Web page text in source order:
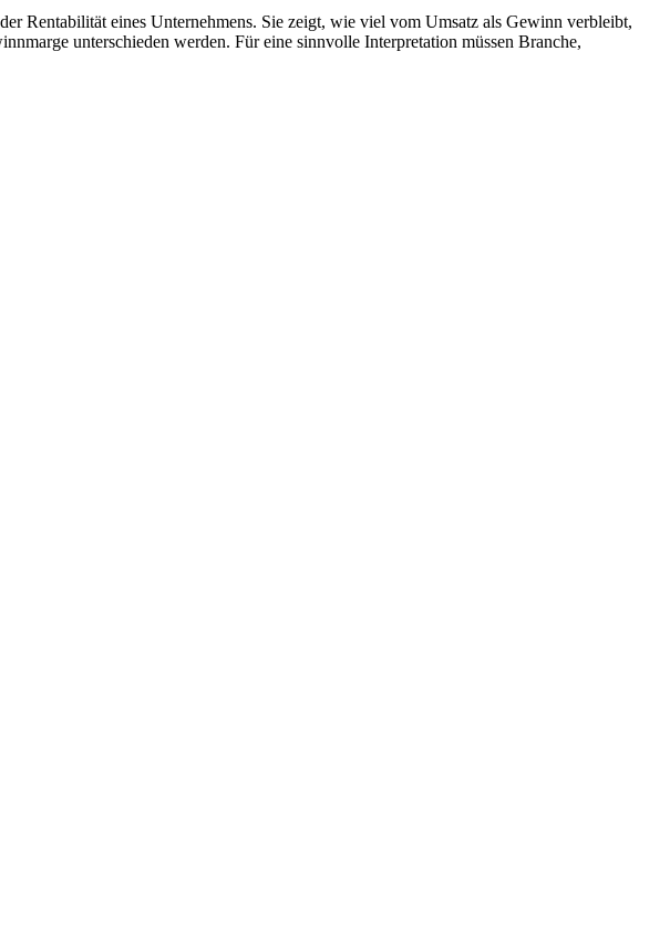
Rentabilität eines Unternehmens. Sie zeigt, wie viel vom Umsatz als Gewinn verbleibt,
unterschieden werden. Für eine sinnvolle Interpretation müssen Branche,